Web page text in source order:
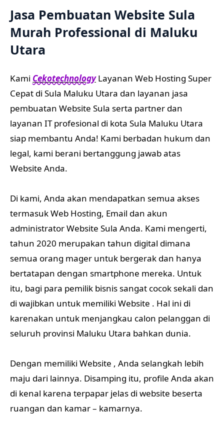
Jasa Pembuatan Website Sula
Murah Professional di Maluku
Utara
Kami CekotechnologyLayanan Web Hosting Super
Cepat di Sula Maluku Utara dan layanan jasa
pembuatan Website Sula serta partner dan
layanan IT profesional di kota Sula Maluku Utara
siap membantu Anda! Kami berbadan hukum dan
legal, kami berani bertanggung jawab atas
Website Anda.
Di kami, Anda akan mendapatkan semua akses
termasuk Web Hosting, Email dan akun
administrator Website Sula Anda. Kami mengerti,
tahun 2020 merupakan tahun digital dimana
semua orang mager untuk bergerak dan hanya
bertatapan dengan smartphone mereka. Untuk
itu, bagi para pemilik bisnis sangat cocok sekali dan
di wajibkan untuk memiliki Website . Hal ini di
karenakan untuk menjangkau calon pelanggan di
seluruh provinsi Maluku Utara bahkan dunia.
Dengan memiliki Website , Anda selangkah lebih
maju dari lainnya. Disamping itu, profile Anda akan
di kenal karena terpapar jelas di website beserta
ruangan dan kamar – kamarnya.